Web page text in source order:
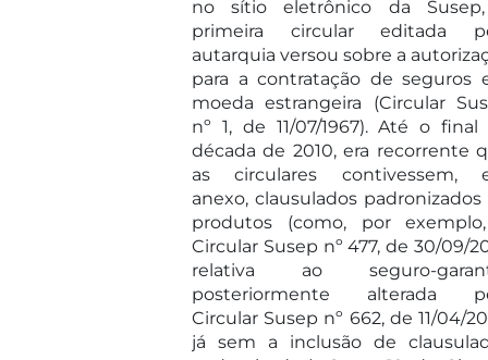
no sítio eletrônico da
primeira circular editada
autarquia versou sobre a
para a contratação de seguros
moeda estrangeira (Circular
nº 1, de 11/07/1967). Até o final
década de 2010, era recorrente
as circulares contivessem,
anexo, clausulados padronizados
produtos (como, por
Circular Susep nº 477, de 30/09/
relativa ao seguro-
posteriormente alterada
Circular Susep nº 662, de 11/04/
já sem a inclusão de